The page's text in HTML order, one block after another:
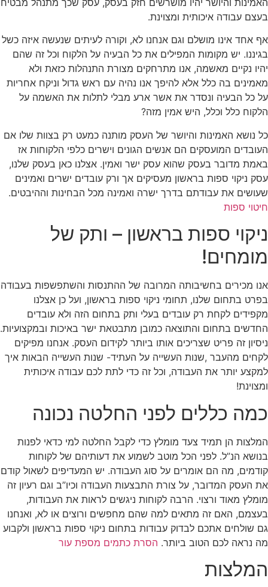
האמינות והיושר יהיו מושרשים חזק בעסק, עסק שכך מתנהל מבטיח
בעצם עבודה איכותית ומצוינת.
אף אחד אינו מושלם וגם אנחנו לא, וקורה לעיתים שנעשה איזה כשל
בגיננו. יש מקומות המפילים את כל הבעיה על הלקוח וכל זה שהם
יהיו נקיים מאשמה, אנו מתרחקים מצורת התנהלות כזאת ולא
מאמינים בה כלל אלא להיפך אנו נהיה עם ראש גדול וניקח אחריות
על כל הבעיה ונסדר את אשר ארע מבלי לתלות את האשמה על
הלקוח כלל וכלל, היש אמין מזה?
כל נושא האמינות והיושר של העסק מותנה כמעט רק בצוות שלו אם
העובדים המועסקים הם אנשים הגונים וישרים כלפי הלקוחות אז
באמת מדובר בעסק שהוא עסק ישר ואמין. אצלנו כאן בעסק שלנו,
עסק ניקוי ספות בראשון מעסיקים אך ורק עובדים ישרים ואמינים
שעושים את עבודתם בדרך ישרה ואמינה מכל הבחינות וההיבטים.
חיטוי ספות
ניקוי ספות בראשון – ותק של
מומחים!
אנו מכירים בחשיבותה המרובה של ההתנסות והשתפשפות בעבודה
בפרט בתחום שלנו, תחומי ניקוי ספות בראשון, ועל כן אצלנו
מקפידים לקחת רק עובדים בעלי ותק בתחום הזה ולא עובדים
החדשים בתחום והתוצאה כמובן מתבטאת ישר באיכות ובמקצועיות.
ניסיון זה פריט שצריכים אותו ביותר לקידום העסק. אנחנו מפיקים
לקחים מהעבר ,שנות העשייה על העתיד- שנות העשייה הבאות איך
למקצע יותר את העבודה, וכל זה כדי לתת לכם עבודה איכותית
ומצוינת!
כמה כללים לפני החלטה נכונה
המלצות הן תמיד צעד מומלץ כדי לקבל החלטה למי כדאי לפנות
בנושא הנ”ל. לפני הכל מוטב לשמוע את דעותיהם של לקוחות
קודמים, מה הם אומרים על סוג העבודה. יש המעדיפים לשאול קודם
את העסק המדובר, על צורת התבצעות העבודה וכיו”ב וגם רעיון זה
מומלץ מאוד ורצוי. הרבה לקוחות ניגשים לראות את העבודות,
בעצמם, האם זה מתאים למה שהם מחפשים ורוצים או לא, ואנחנו
גם שולחים אתכם לבדוק עבודות בתחום ניקוי ספות בראשון ולקבוע
מה נראה לכם הטוב ביותר. הסרת כתמים מספת עור
המלצות